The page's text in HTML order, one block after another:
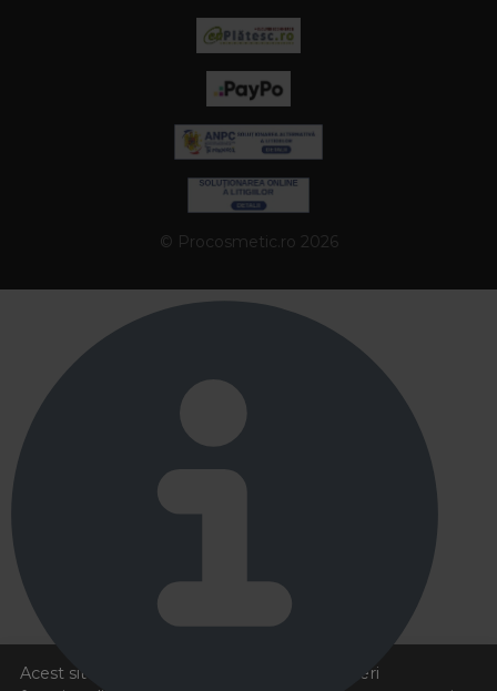
Acest site foloseste cookies pentru a va oferi
© Procosmetic.ro 2026